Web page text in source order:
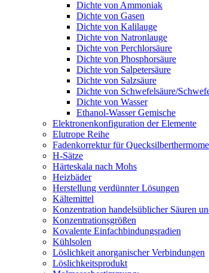
Dichte von Ammoniak
Dichte von Gasen
Dichte von Kalilauge
Dichte von Natronlauge
Dichte von Perchlorsäure
Dichte von Phosphorsäure
Dichte von Salpetersäure
Dichte von Salzsäure
Dichte von Schwefelsäure/
Dichte von Wasser
Ethanol-Wasser Gemische
Elektronenkonfiguration der Elemente
Elutrope Reihe
Fadenkorrektur für
H-Sätze
Härteskala nach Mohs
Heizbäder
Herstellung verdünnter Lösungen
Kältemittel
Konzentration handelsüblicher Säuren
Konzentrationsgrößen
Kovalente Einfachbindungsradien
Kühlsolen
Löslichkeit anorganischer Verbindungen
Löslichkeitsprodukt